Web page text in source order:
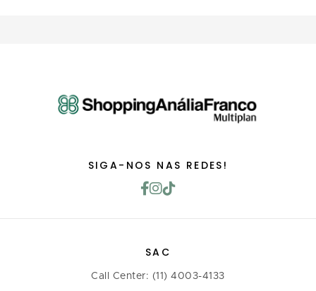
SIGA-NOS NAS REDES!
SAC
Call Center: (11) 4003-4133